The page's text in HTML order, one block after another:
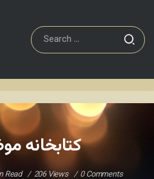
کتابخانه
Read 206 Views 0 Comments